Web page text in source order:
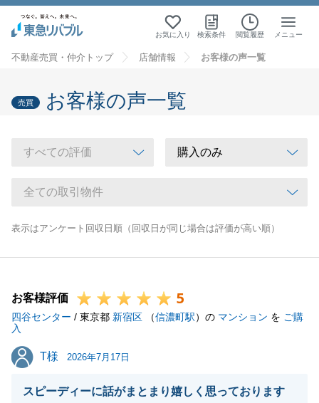
お気に入り 検索条件 閲覧履歴 メニュー
不動産売買・仲介トップ 店舗情報 お客様の声一覧
売買 お客様の声一覧
表示はアンケート回収日順（回収日が同じ場合は評価が高い順）
お客様評価 5
四谷センター / 東京都 新宿区 （信濃町駅）の マンション を ご購
入
T様
T様 2026年7月17日
スピーディーに話がまとまり嬉しく思っております